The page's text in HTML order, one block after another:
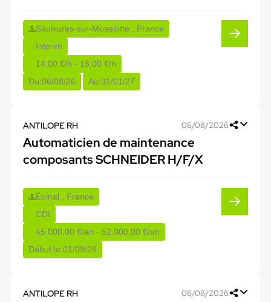
Saulxures-sur-Moselotte , France
Interim
14,00 €/h - 16,00 €/h
Du:06/08/26 Au:31/01/27
ANTILOPE RH 06/08/2026
Automaticien de maintenance
composants SCHNEIDER H/F/X
Épinal , France
CDI
45.000,00 €/an - 52.000,00 €/an
Début le:01/09/26
ANTILOPE RH 06/08/2026